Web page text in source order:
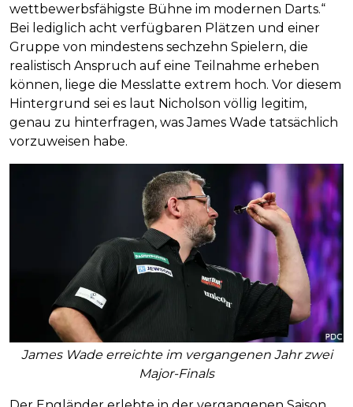
wettbewerbsfähigste Bühne im modernen Darts.“
Bei lediglich acht verfügbaren Plätzen und einer
Gruppe von mindestens sechzehn Spielern, die
realistisch Anspruch auf eine Teilnahme erheben
können, liege die Messlatte extrem hoch. Vor diesem
Hintergrund sei es laut Nicholson völlig legitim,
genau zu hinterfragen, was James Wade tatsächlich
vorzuweisen habe.
James Wade erreichte im vergangenen Jahr zwei
Major-Finals